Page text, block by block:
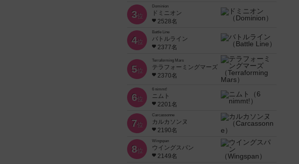
3位
Dominion
ドミニオン
2528名
4位
Battle Line
バトルライン
2377名
5位
Terraforming Mars
テラフォーミングマーズ
2370名
6位
6 nimmt!
ニムト
2201名
7位
Carcassonne
カルカソンヌ
2190名
8位
Wingspan
ウイングスパン
2149名